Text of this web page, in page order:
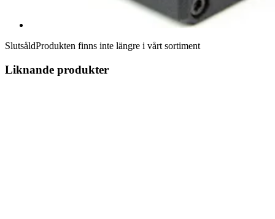
SlutsåldProdukten finns inte längre i vårt sortiment
Liknande produkter